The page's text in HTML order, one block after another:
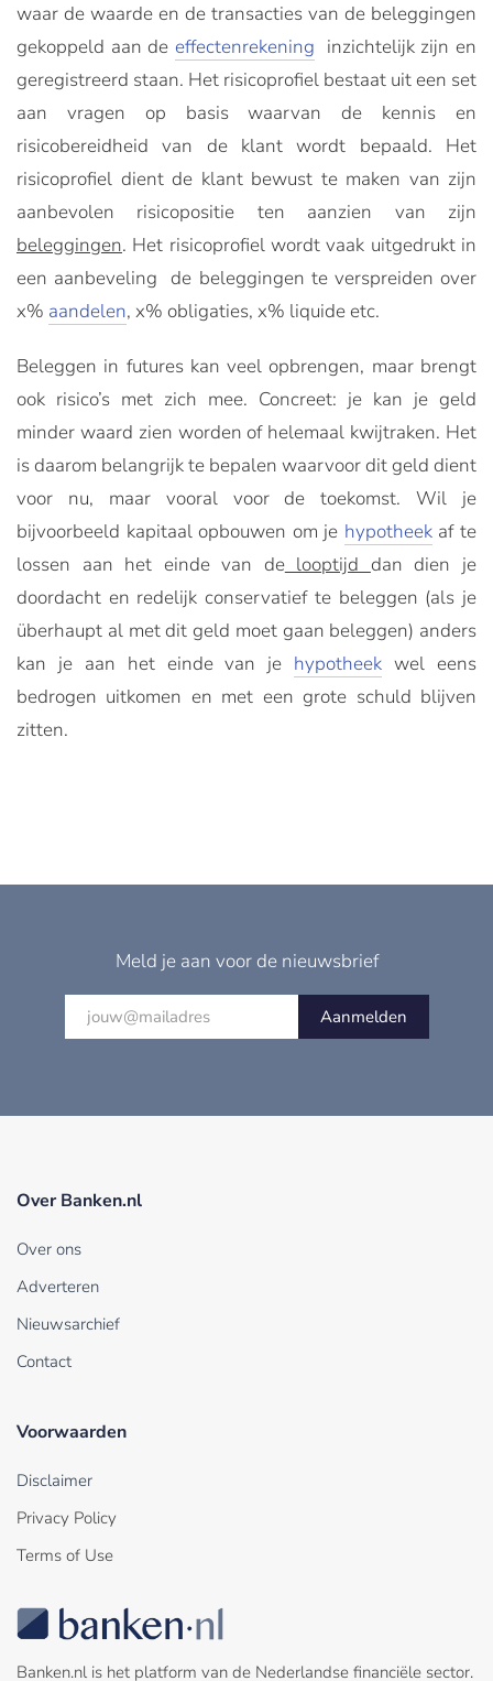
waar de waarde en de transacties van de beleggingen
gekoppeld aan de effectenrekening inzichtelijk zijn en
geregistreerd staan. Het risicoprofiel bestaat uit een set
aan vragen op basis waarvan de kennis en
risicobereidheid van de klant wordt bepaald. Het
risicoprofiel dient de klant bewust te maken van zijn
aanbevolen risicopositie ten aanzien van zijn
beleggingen. Het risicoprofiel wordt vaak uitgedrukt in
een aanbeveling de beleggingen te verspreiden over
x% aandelen, x% obligaties, x% liquide etc.
Beleggen in futures kan veel opbrengen, maar brengt
ook risico’s met zich mee. Concreet: je kan je geld
minder waard zien worden of helemaal kwijtraken. Het
is daarom belangrijk te bepalen waarvoor dit geld dient
voor nu, maar vooral voor de toekomst. Wil je
bijvoorbeeld kapitaal opbouwen om je hypotheekaf te
lossen aan het einde van delooptijd dan dien je
doordacht en redelijk conservatief te beleggen (als je
überhaupt al met dit geld moet gaan beleggen) anders
kan je aan het einde van je hypotheek wel eens
bedrogen uitkomen en met een grote schuld blijven
zitten.
Meld je aan voor de nieuwsbrief
Aanmelden
Over Banken.nl
Over ons
Adverteren
Nieuwsarchief
Contact
Voorwaarden
Disclaimer
Privacy Policy
Terms of Use
Banken.nl is het platform van de Nederlandse financiële sector.